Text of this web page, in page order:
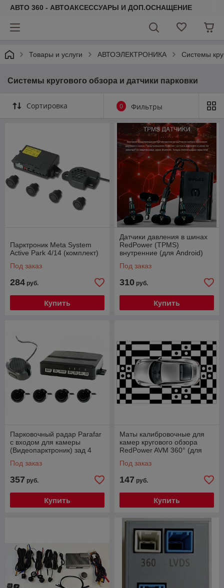
АВТО 360 - АВТОАКСЕССУАРЫ И ДОП.ОСНАЩЕНИЕ
Товары и услуги АВТОЭЛЕКТРОНИКА Системы
Системы кругового обзора и датчики парковки
Сортировка 0 Фильтры
Парктроник Meta System
Active Park 4/14 (комплект)
Под заказ
284 руб.
Купить
Датчики давления в шинах
RedPower (TPMS)
внутренние (для Android)
Под заказ
310 руб.
Купить
Парковочный радар Parafar
с входом для камеры
(Видеопарктроник) зад 4
Под заказ
357 руб.
Купить
Маты калибровочные для
камер кругового обзора
RedPower AVM 360° (для
Под заказ
147 руб.
Купить